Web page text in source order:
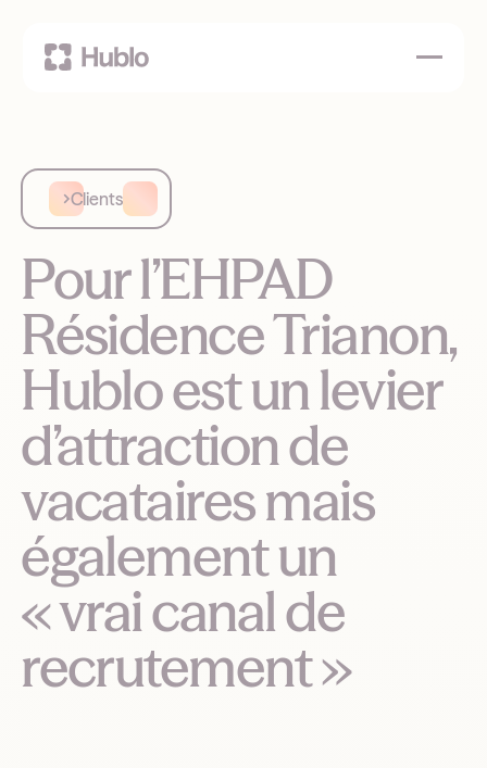
Clients
Pour l’EHPAD
Résidence Trianon,
Hublo est un levier
d’attraction de
vacataires mais
également un
« vrai canal de
recrutement »